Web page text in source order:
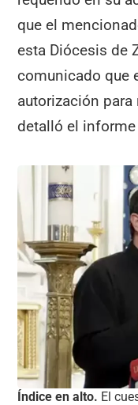
que el
esta Diócesis de
comunicado que
autorización para
detalló el
Índice en alto. El